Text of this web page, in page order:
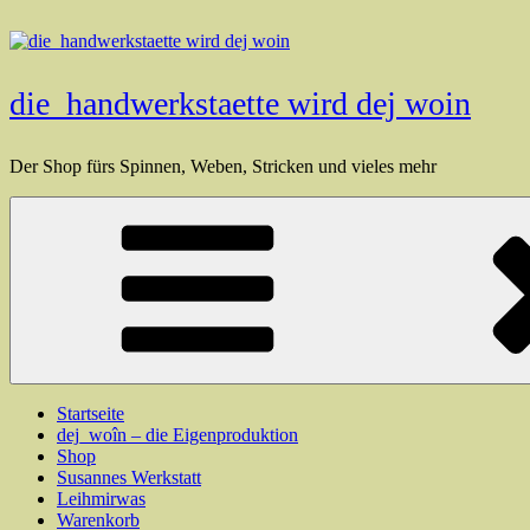
Inhalt
die_handwerkstaette wird dej woin
Der Shop fürs Spinnen, Weben, Stricken und vieles mehr
Startseite
dej_woîn – die Eigenproduktion
Shop
Susannes Werkstatt
Leihmirwas
Warenkorb